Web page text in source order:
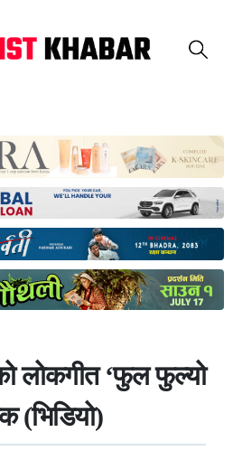
लोकगीत ‘फुल फुल्यो
(भिडियो)